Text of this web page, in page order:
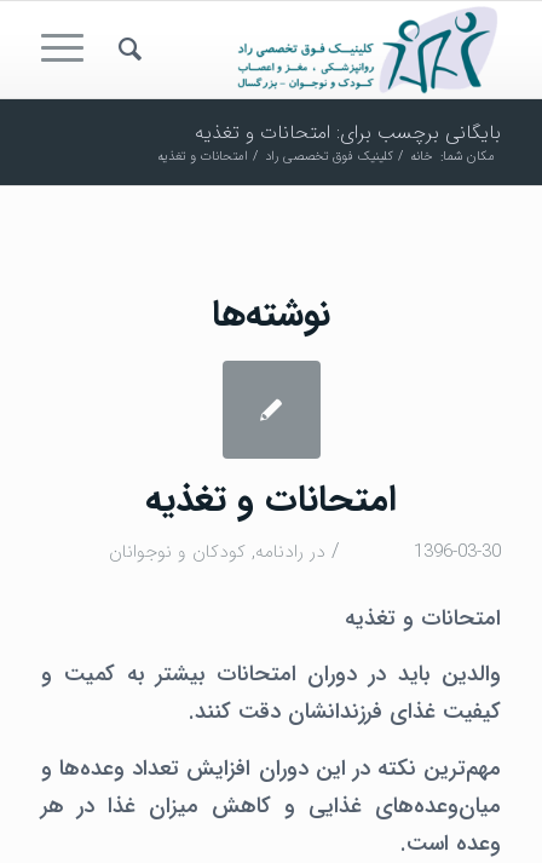
بایگانی برچسب برای: امتحانات و تغذیه
مکان شما: خانه / کلینیک فوق تخصصی راد / امتحانات و تغذیه
نوشته‌ها
امتحانات و تغذیه
1396-03-30
/ در رادنامه, كودكان و نوجوانان
امتحانات و تغذیه
والدین باید در دوران امتحانات بیشتر به کمیت و
کیفیت غذای فرزندانشان دقت کنند.
مهم‌ترین نکته در این دوران افزایش تعداد وعده‌ها و
میان‌وعده‌های غذایی و کاهش میزان غذا در هر
وعده است.